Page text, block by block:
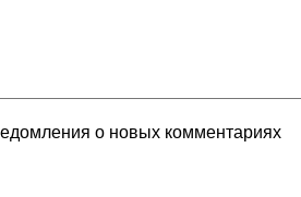
о новых комментариях